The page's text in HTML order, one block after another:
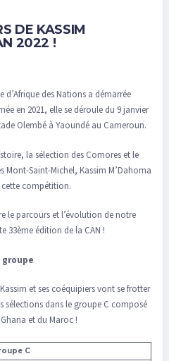
DE KASSIM
2022 !
d’Afrique des Nations a démarrée
en 2021, elle se déroule du 9 janvier
Olembé à Yaoundé au Cameroun.
la sélection des Comores et le
Mont-Saint-Michel, Kassim M’Dahoma
compétition.
le parcours et l’évolution de notre
33ème édition de la CAN !
groupe
et ses coéquipiers vont se frotter
sélections dans le groupe C composé
et du Maroc !
C